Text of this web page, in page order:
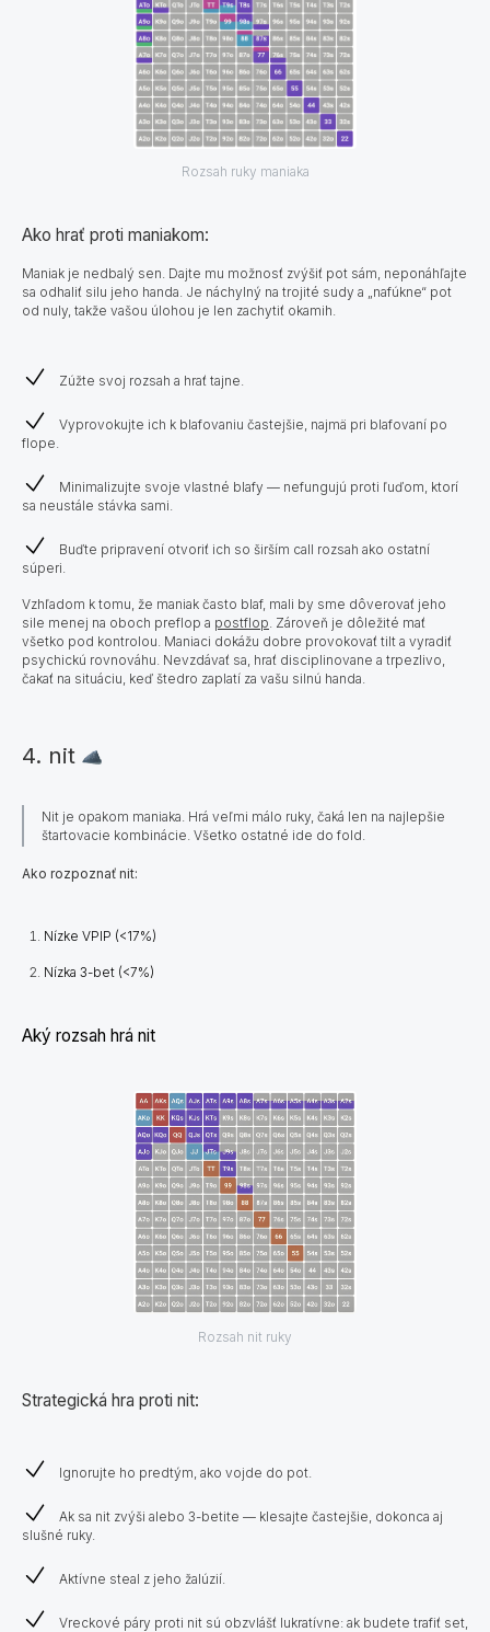
Rozsah ruky maniaka
Ako hrať proti maniakom:
Maniak je nedbalý sen. Dajte mu možnosť zvýšiť pot sám, neponáhľajte
sa odhaliť silu jeho handa. Je náchylný na trojité sudy a „nafúkne“ pot
od nuly, takže vašou úlohou je len zachytiť okamih.
Zúžte svoj rozsah a hrať tajne.
Vyprovokujte ich k blafovaniu častejšie, najmä pri blafovaní po
flope.
Minimalizujte svoje vlastné blafy — nefungujú proti ľuďom, ktorí
sa neustále stávka sami.
Buďte pripravení otvoriť ich so širším call rozsah ako ostatní
súperi.
Vzhľadom k tomu, že maniak často blaf, mali by sme dôverovať jeho
sile menej na oboch preflop a postflop. Zároveň je dôležité mať
všetko pod kontrolou. Maniaci dokážu dobre provokovať tilt a vyradiť
psychickú rovnováhu. Nevzdávať sa, hrať disciplinovane a trpezlivo,
čakať na situáciu, keď štedro zaplatí za vašu silnú handa.
4. nit
Nit je opakom maniaka. Hrá veľmi málo ruky, čaká len na najlepšie
štartovacie kombinácie. Všetko ostatné ide do fold.
Ako rozpoznať nit:
Nízke VPIP (<17%)
Nízka 3-bet (<7%)
Aký rozsah hrá nit
Rozsah nit ruky
Strategická hra proti nit:
Ignorujte ho predtým, ako vojde do pot.
Ak sa nit zvýši alebo 3-betite — klesajte častejšie, dokonca aj
slušné ruky.
Aktívne steal z jeho žalúzií.
Vreckové páry proti nit sú obzvlášť lukratívne: ak budete trafiť set,